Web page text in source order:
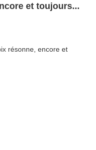
et toujours...